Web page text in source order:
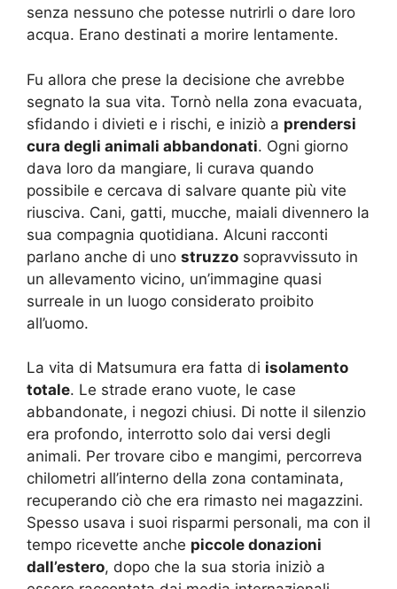
senza nessuno che potesse nutrirli o dare loro
acqua. Erano destinati a morire lentamente.
Fu allora che prese la decisione che avrebbe
segnato la sua vita. Tornò nella zona evacuata,
sfidando i divieti e i rischi, e iniziò a prendersi
cura degli animali abbandonati. Ogni giorno
dava loro da mangiare, li curava quando
possibile e cercava di salvare quante più vite
riusciva. Cani, gatti, mucche, maiali divennero la
sua compagnia quotidiana. Alcuni racconti
parlano anche di uno struzzo sopravvissuto in
un allevamento vicino, un’immagine quasi
surreale in un luogo considerato proibito
all’uomo.
La vita di Matsumura era fatta di isolamento
totale. Le strade erano vuote, le case
abbandonate, i negozi chiusi. Di notte il silenzio
era profondo, interrotto solo dai versi degli
animali. Per trovare cibo e mangimi, percorreva
chilometri all’interno della zona contaminata,
recuperando ciò che era rimasto nei magazzini.
Spesso usava i suoi risparmi personali, ma con il
tempo ricevette anche piccole donazioni
dall’estero, dopo che la sua storia iniziò a